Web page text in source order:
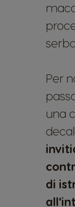
Per
una
di